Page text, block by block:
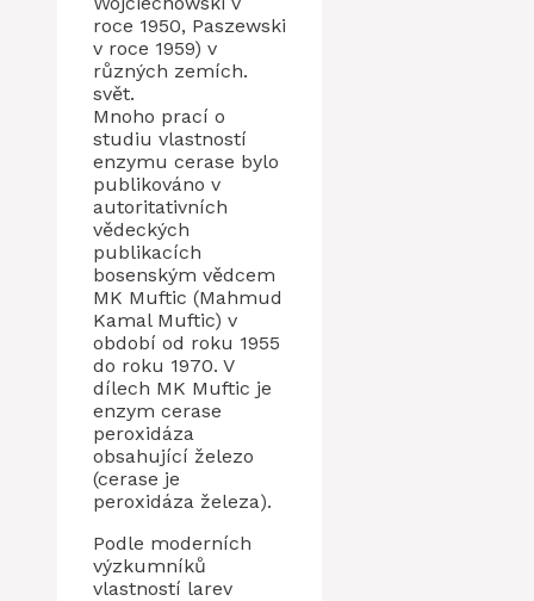
roce 1950, Paszewski
v roce 1959) v
různých zemích.
svět.
Mnoho prací o
studiu vlastností
enzymu cerase bylo
publikováno v
autoritativních
vědeckých
publikacích
bosenským vědcem
MK Muftic (Mahmud
Kamal Muftic) v
období od roku 1955
do roku 1970. V
dílech MK Muftic je
enzym cerase
peroxidáza
obsahující železo
(cerase je
peroxidáza železa).
Podle moderních
výzkumníků
vlastností larev